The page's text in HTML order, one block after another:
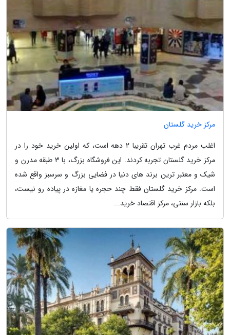
مرکز خرید گلستان
اغلب مردم غرب تهران تقریبا 2 دهه است، که اولین خرید خود را در
مرکز خرید گلستان تجربه کردند. این فروشگاه بزرگ، با 3 طبقه مدرن و
شیک و معتبر ترین برند های دنیا در فضایی بزرگ و سرسبز واقع شده
است. مرکز خرید گلستان فقط چند حجره یا مغازه در پیاده رو نیست،
بلکه بازار سنتی، مرکز اقتصاد خرید...